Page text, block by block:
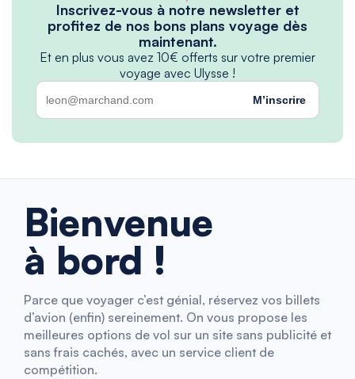
Inscrivez-vous à notre newsletter et
profitez de nos bons plans voyage dès
maintenant.
Et en plus vous avez 10€ offerts sur votre premier
voyage avec Ulysse !
M’inscrire
Bienvenue
à bord !
Parce que voyager c’est génial, réservez vos billets
d’avion (enfin) sereinement. On vous propose les
meilleures options de vol sur un site sans publicité et
sans frais cachés, avec un service client de
compétition.